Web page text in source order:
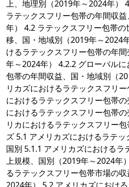
上、地理別（2019年～2024年）
ラテックスフリー包帯の年間収
年） 4.2 ラテックスフリー包帯
移、国・地域別（2019年～2024
けるラテックスフリー包帯の年
年～2024年） 4.2.2 グローバル
包帯の年間収益、国・地域別（
リカズにおけるラテックスフリ
におけるラテックスフリー包帯
におけるラテックスフリー包帯
リカにおけるラテックスフリー
ズ 5.1 アメリカズにおけるラテッ
国別 5.1.1 アメリカズにおけるラ
上規模、国別（2019年～2024年
るラテックスフリー包帯市場の